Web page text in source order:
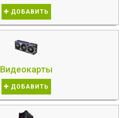
ДОБАВИТЬ
Видеокарты
ДОБАВИТЬ